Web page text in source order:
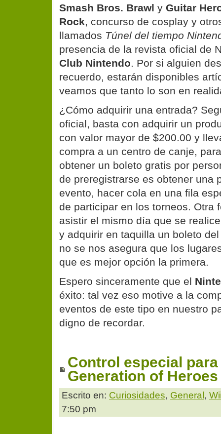
Smash Bros. Brawl y Guitar
Rock, concurso de cosplay y
llamados Túnel del tiempo
presencia de la revista oficial de
Club Nintendo. Por si alguien
recuerdo, estarán disponibles
veamos que tanto lo son en
¿Cómo adquirir una entrada?
oficial, basta con adquirir un
con valor mayor de $200.00 y
compra a un centro de canje,
obtener un boleto gratis por
de preregistrarse es obtener una
evento, hacer cola en una fila
de participar en los torneos. Otra
asistir el mismo día que se
y adquirir en taquilla un boleto
no se nos asegura que los
que es mejor opción la primera.
Espero sinceramente que el
éxito: tal vez eso motive a la
eventos de este tipo en nuestro
digno de recordar.
Control especial
Generation of Heroes
Escrito en: Curiosidades, General,
7:50 pm